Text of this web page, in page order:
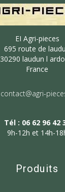
EI Agri-pieces
695 route de
30290 laudun l
France
contact@agri-
Tél : 06 62 96 42
9h-12h et 14h-
Produits